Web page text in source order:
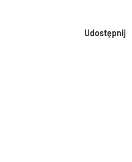
Udostępnij